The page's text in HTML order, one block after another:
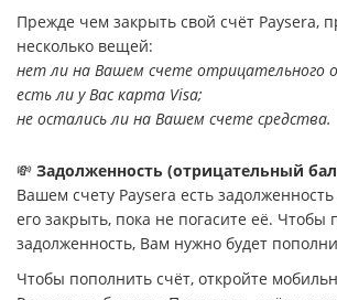
Прежде чем закрыть свой счёт Paysera,
несколько вещей:
нет ли на Вашем счете отрицательного
есть ли у Вас карта Visa;
не остались ли на Вашем счете средства.
💸 Задолженность (отрицательный
Вашем счету Paysera есть
его закрыть, пока не погасите её. Чтобы
задолженность, Вам нужно будет
Чтобы пополнить счёт, откройте